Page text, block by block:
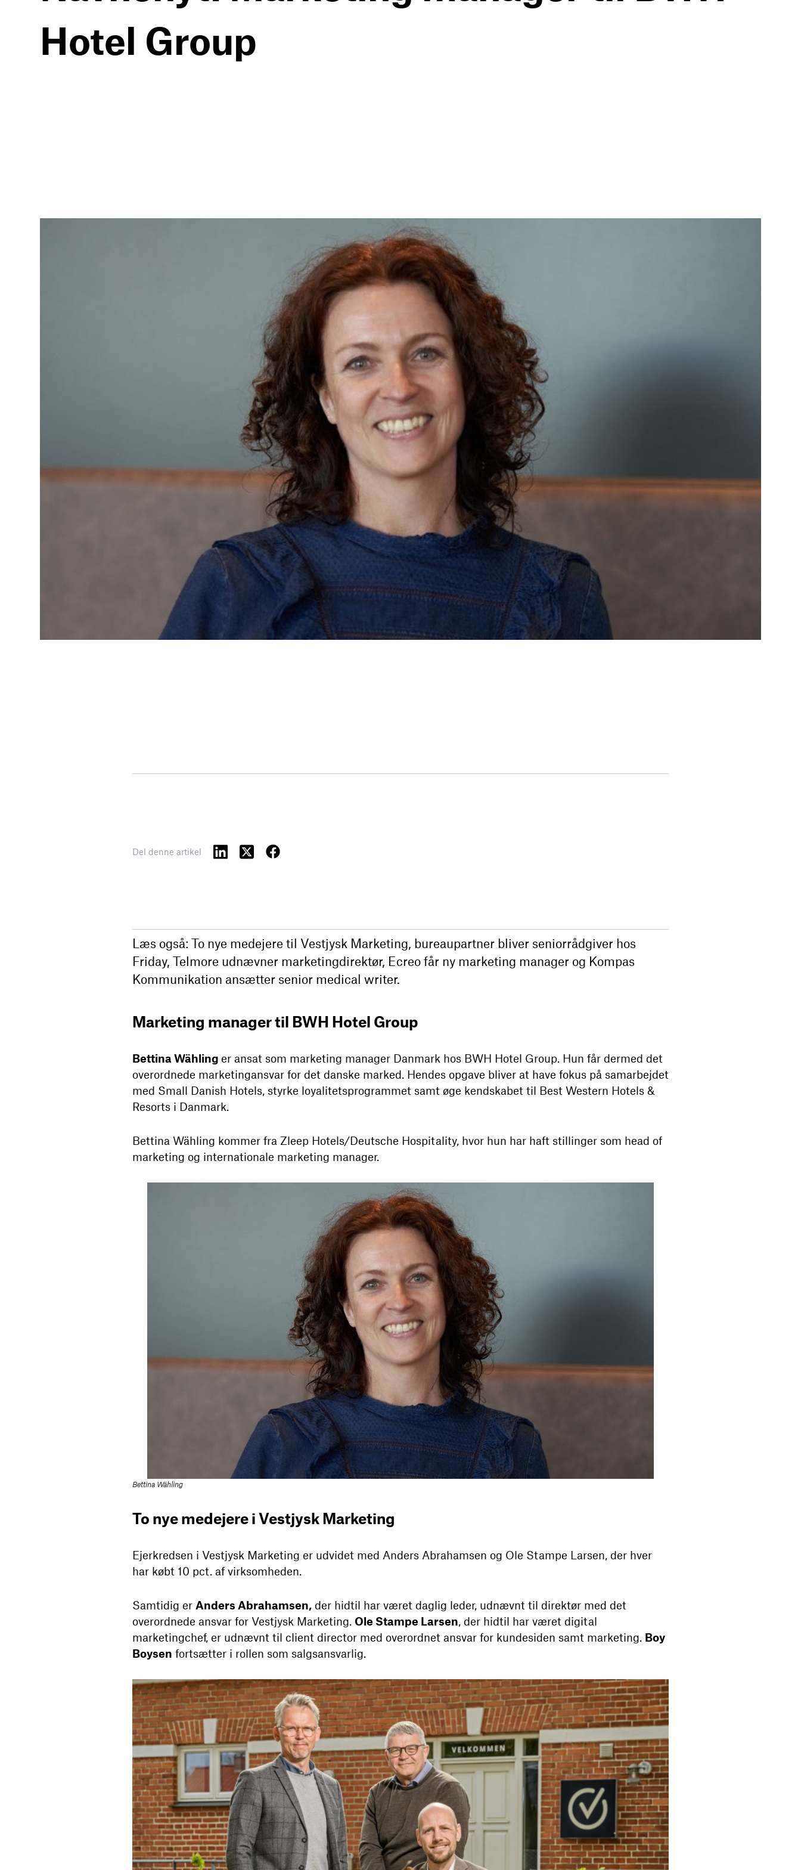
Hotel Group
Del denne artikel
Læs også: To nye medejere til Vestjysk Marketing, bureaupartner bliver seniorrådgiver hos
Friday, Telmore udnævner marketingdirektør, Ecreo får ny marketing manager og Kompas
Kommunikation ansætter senior medical writer.
Marketing manager til BWH Hotel Group
Bettina Wähling er ansat som marketing manager Danmark hos BWH Hotel Group. Hun får dermed det
overordnede marketingansvar for det danske marked. Hendes opgave bliver at have fokus på samarbejdet
med Small Danish Hotels, styrke loyalitetsprogrammet samt øge kendskabet til Best Western Hotels &
Resorts i Danmark.
Bettina Wähling kommer fra Zleep Hotels/Deutsche Hospitality, hvor hun har haft stillinger som head of
marketing og internationale marketing manager.
Bettina Wähling
To nye medejere i Vestjysk Marketing
Ejerkredsen i Vestjysk Marketing er udvidet med Anders Abrahamsen og Ole Stampe Larsen, der hver
har købt 10 pct. af virksomheden.
Samtidig er Anders Abrahamsen, der hidtil har været daglig leder, udnævnt til direktør med det
overordnede ansvar for Vestjysk Marketing. Ole Stampe Larsen, der hidtil har været digital
marketingchef, er udnævnt til client director med overordnet ansvar for kundesiden samt marketing. Boy
Boysen fortsætter i rollen som salgsansvarlig.